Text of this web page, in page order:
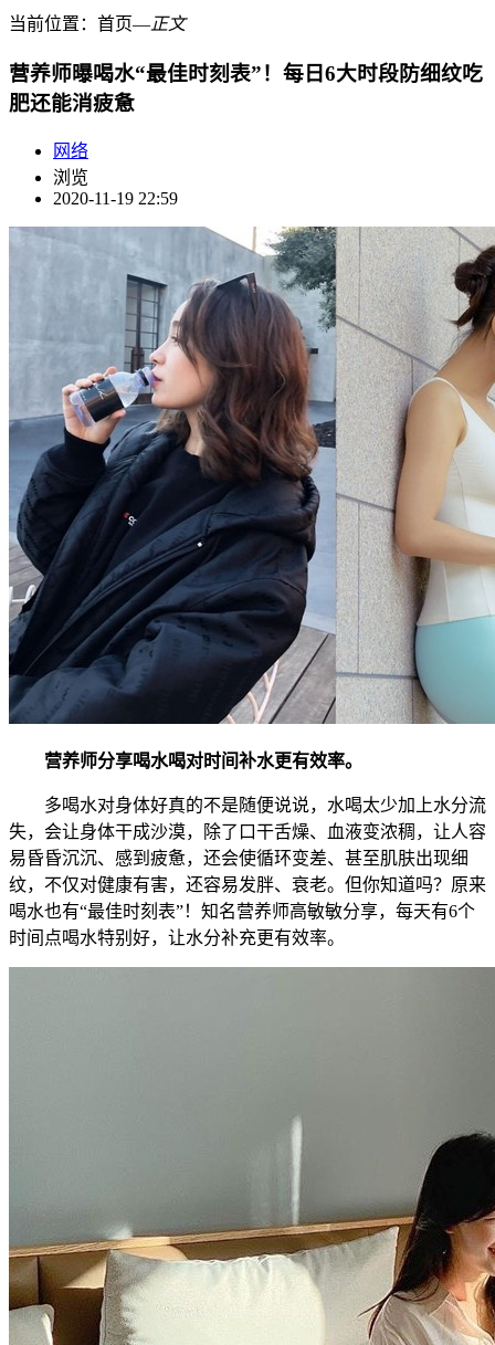
当前位置： 首页―正文
营养师曝喝水“最佳时刻表”！每日6大时段防细纹吃
肥还能消疲惫
网络
浏览
2020-11-19 22:59
营养师分享喝水喝对时间补水更有效率。
多喝水对身体好真的不是随便说说，水喝太少加上水分流
失，会让身体干成沙漠，除了口干舌燥、血液变浓稠，让人容
易昏昏沉沉、感到疲惫，还会使循环变差、甚至肌肤出现细
纹，不仅对健康有害，还容易发胖、衰老。但你知道吗？原来
喝水也有“最佳时刻表”！知名营养师高敏敏分享，每天有6个
时间点喝水特别好，让水分补充更有效率。